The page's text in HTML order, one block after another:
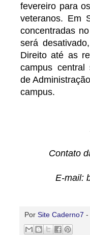
fevereiro para
veteranos. Em
concentradas
será
Direito até as
campus central
de
campus.
Contato
E-mail:
Por Site Caderno7 -